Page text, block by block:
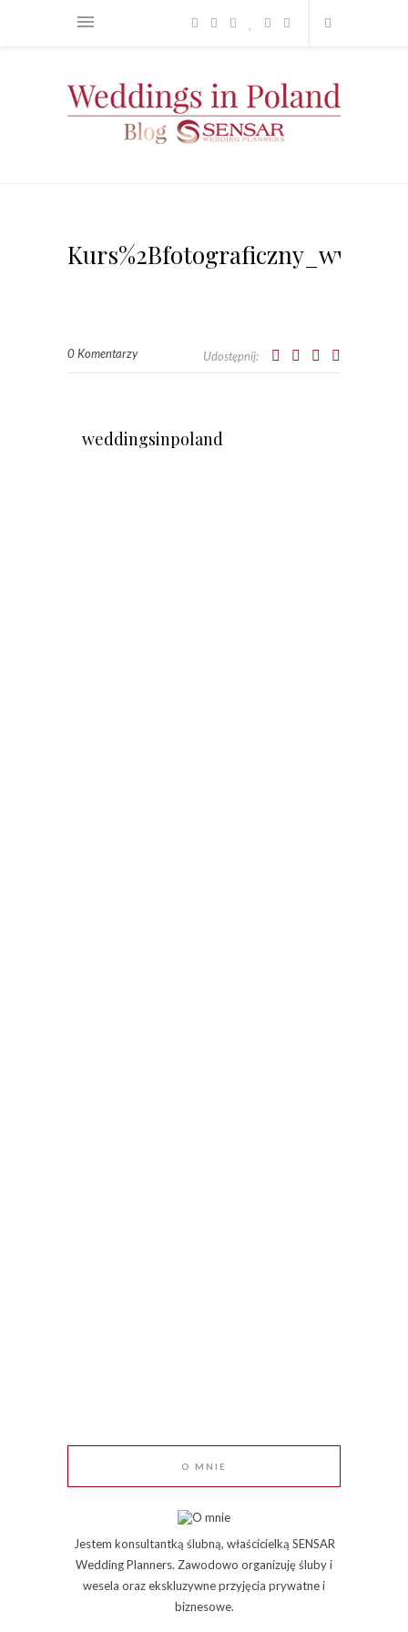
0 Komentarzy Udostępnij:
weddingsinpoland
O MNIE
Jestem konsultantką ślubną, właścicielką SENSAR
Wedding Planners. Zawodowo organizuję śluby i
wesela oraz ekskluzywne przyjęcia prywatne i
biznesowe.